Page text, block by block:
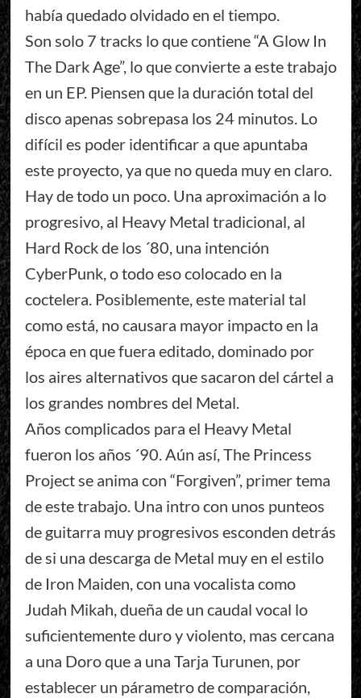
había quedado olvidado en el tiempo.
Son solo 7 tracks lo que contiene “A Glow In
The Dark Age”, lo que convierte a este trabajo
en un EP. Piensen que la duración total del
disco apenas sobrepasa los 24 minutos. Lo
difícil es poder identificar a que apuntaba
este proyecto, ya que no queda muy en claro.
Hay de todo un poco. Una aproximación a lo
progresivo, al Heavy Metal tradicional, al
Hard Rock de los ´80, una intención
CyberPunk, o todo eso colocado en la
coctelera. Posiblemente, este material tal
como está, no causara mayor impacto en la
época en que fuera editado, dominado por
los aires alternativos que sacaron del cártel a
los grandes nombres del Metal.
Años complicados para el Heavy Metal
fueron los años ´90. Aún así, The Princess
Project se anima con “Forgiven”, primer tema
de este trabajo. Una intro con unos punteos
de guitarra muy progresivos esconden detrás
de si una descarga de Metal muy en el estilo
de Iron Maiden, con una vocalista como
Judah Mikah, dueña de un caudal vocal lo
suficientemente duro y violento, mas cercana
a una Doro que a una Tarja Turunen, por
establecer un párametro de comparación,